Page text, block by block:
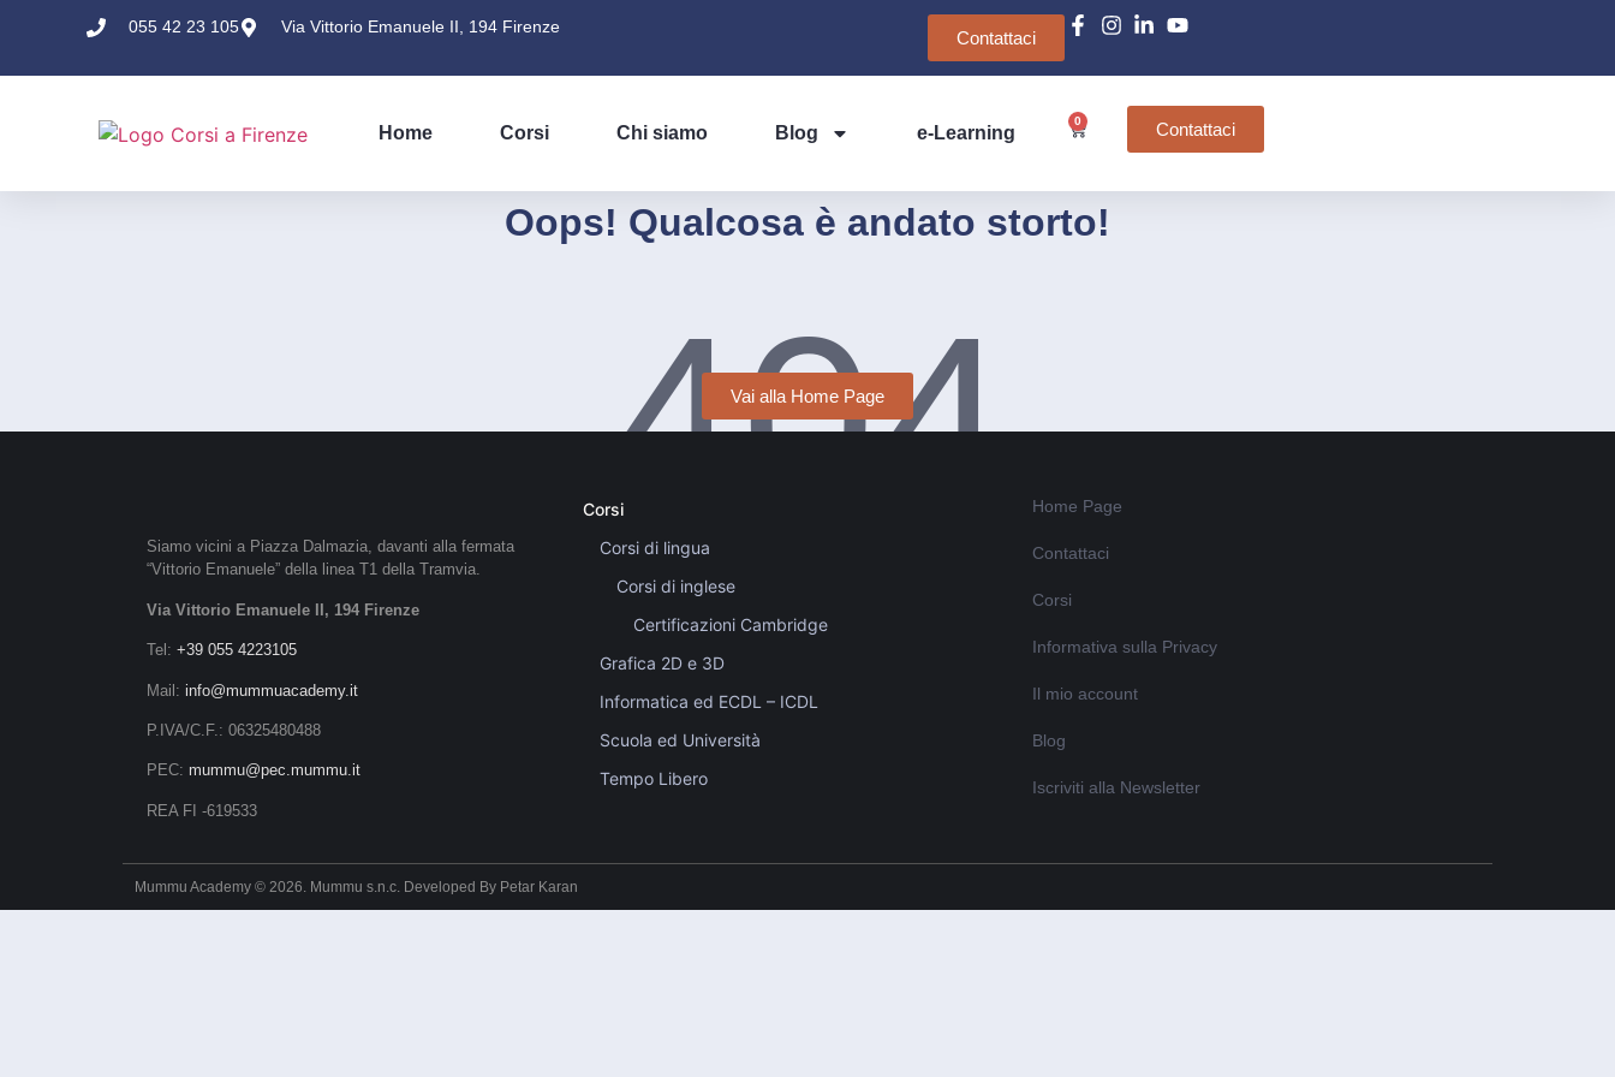
055 42 23 105 Via Vittorio Emanuele II, 194 Firenze
Contattaci
Home Corsi Chi siamo Blog e-Learning
0 Contattaci
Oops! Qualcosa è andato storto!
404
Vai alla Home Page
Siamo vicini a Piazza Dalmazia, davanti alla fermata
“Vittorio Emanuele” della linea T1 della Tramvia.
Via Vittorio Emanuele II, 194 Firenze
Tel: +39 055 4223105
Mail: info@mummuacademy.it
P.IVA/C.F.: 06325480488
PEC: mummu@pec.mummu.it
REA FI -619533
Corsi
Corsi di lingua
Corsi di inglese
Certificazioni Cambridge
Grafica 2D e 3D
Informatica ed ECDL – ICDL
Scuola ed Università
Tempo Libero
Home Page
Contattaci
Corsi
Informativa sulla Privacy
Il mio account
Blog
Iscriviti alla Newsletter
Mummu Academy © 2026. Mummu s.n.c. Developed By Petar Karan